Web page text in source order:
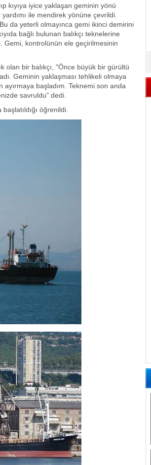
kıyıya iyice yaklaşan geminin yönü
ile mendirek yönüne çevrildi.
da yeterli olmayınca gemi ikinci demirini
bağlı bulunan balıkçı teknelerine
Gemi, kontrolünün ele geçirilmesinin
olan bir balıkçı, "Önce büyük bir gürültü
Geminin yaklaşması tehlikeli olmaya
ayırmaya başladım. Teknemi son anda
savruldu" dedi.
öğrenildi.